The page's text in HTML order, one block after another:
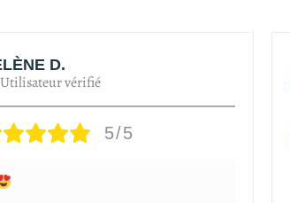
D.
Utilisateur vérifié
5/5